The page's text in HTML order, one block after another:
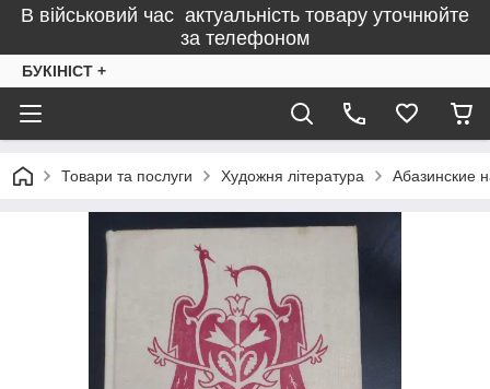
В військовий час актуальність товару уточнюйте
за телефоном
БУКІНІСТ +
Товари та послуги Художня література Абазинские